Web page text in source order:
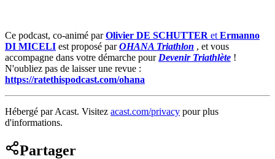
Ce podcast, co-animé parOlivier DE SCHUTTER et Ermanno
DI MICELI est proposé parOHANA Triathlon , et vous
accompagne dans votre démarche pour Devenir Triathlète !
N'oubliez pas de laisser une revue :
https://ratethispodcast.com/ohana
Hébergé par Acast. Visitez acast.com/privacy pour plus
d'informations.
Partager